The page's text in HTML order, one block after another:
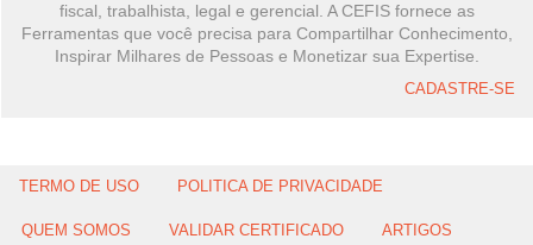
fiscal, trabalhista, legal e gerencial. A CEFIS fornece as
Ferramentas que você precisa para Compartilhar Conhecimento,
Inspirar Milhares de Pessoas e Monetizar sua Expertise.
CADASTRE-SE
TERMO DE USO POLITICA DE PRIVACIDADE
QUEM SOMOS VALIDAR CERTIFICADO ARTIGOS